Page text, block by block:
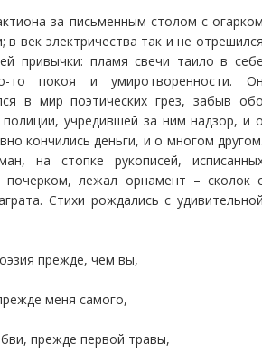
за письменным столом с
в век электричества так и не
привычки: пламя свечи таило в
то покоя и умиротворенности.
в мир поэтических грез, забыв
учредившей за ним надзор, и
кончились деньги, и о многом
на стопке рукописей,
почерком, лежал орнамент – сколок
Стихи рождались с
прежде, чем вы,
меня самого,
прежде первой травы,